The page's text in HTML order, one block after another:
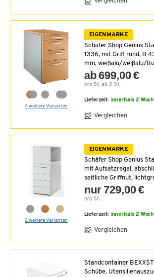
4 weitere Varianten
EIGENMARKE
Schäfer Shop Genius
1336, mit Griff rund, B
mm, weißalu/weißalu/
ab 699,00 €
pro St. ab 2 St.
Lieferzeit: innerhalb 2
Vergleichen
2 weitere Varianten
EIGENMARKE
Schäfer Shop Genius
mit Aufsatzregal,
seitliche Griffnut,
nur 729,00 €
pro St.
Lieferzeit: innerhalb 2
Vergleichen
Standcontainer
Schübe,